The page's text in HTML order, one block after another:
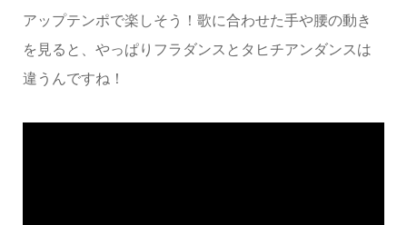
アップテンポで楽しそう！歌に合わせた手や腰の動き
を見ると、やっぱりフラダンスとタヒチアンダンスは
違うんですね！